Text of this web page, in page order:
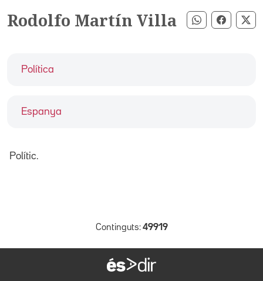
Rodolfo Martín Villa Compartir
Política
Espanya
Polític.
Continguts: 49919